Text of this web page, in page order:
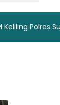
Keliling Polres